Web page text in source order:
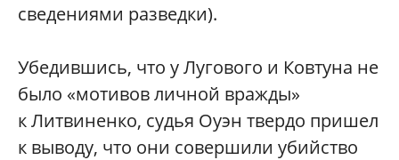
сведениями разведки).
Убедившись, что у Лугового и Ковтуна не
было «мотивов личной вражды»
к Литвиненко, судья Оуэн твердо пришел
к выводу, что они совершили убийство